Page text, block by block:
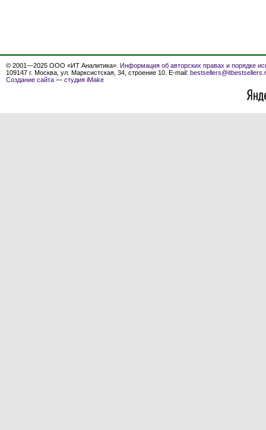
© 2001—2025 ООО «ИТ Аналитика». Информация об авторских правах и порядке
109147 г. Москва, ул. Марксистская, 34, строение 10. E-mail:
Создание сайта — студия iMake